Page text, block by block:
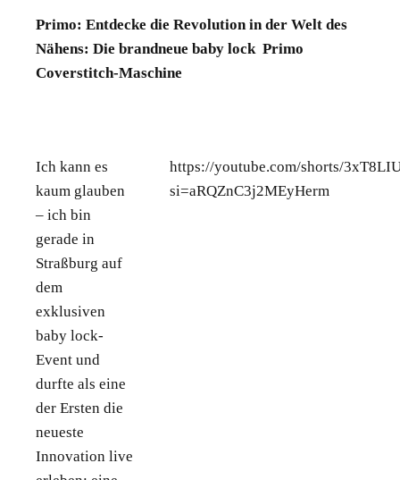
Primo: Entdecke die Revolution in der Welt des
Nähens: Die brandneue baby lock Primo
Coverstitch-Maschine
Ich kann es
kaum glauben
– ich bin
gerade in
Straßburg auf
dem
exklusiven
baby lock-
Event und
durfte als eine
der Ersten die
neueste
Innovation live
https://youtube.com/shorts/
si=aRQZnC3j2MEyHerm